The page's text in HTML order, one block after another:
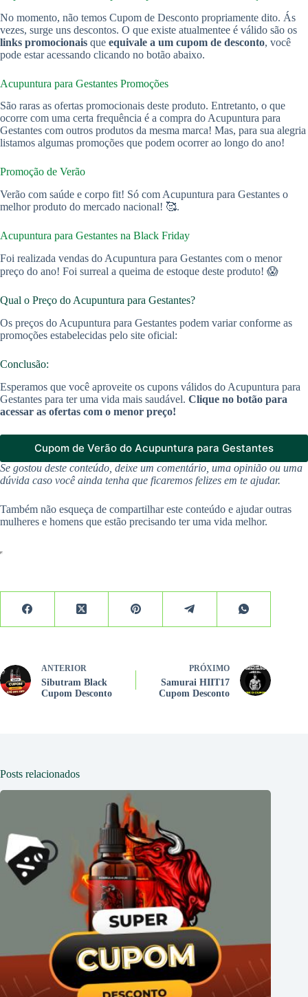
No momento, não temos Cupom de Desconto propriamente dito. Ás
vezes, surge uns descontos. O que existe atualmentee é válido são os
links promocionais que equivale a um cupom de desconto, você
pode estar acessando clicando no botão abaixo.
Acupuntura para Gestantes Promoções
São raras as ofertas promocionais deste produto. Entretanto, o que
ocorre com uma certa frequência é a compra do Acupuntura para
Gestantes com outros produtos da mesma marca! Mas, para sua alegria
listamos algumas promoções que podem ocorrer ao longo do ano!
Promoção de Verão
Verão com saúde e corpo fit! Só com Acupuntura para Gestantes o
melhor produto do mercado nacional! 🥰.
Acupuntura para Gestantes na Black Friday
Foi realizada vendas do Acupuntura para Gestantes com o menor
preço do ano! Foi surreal a queima de estoque deste produto! 😱
Qual o Preço do Acupuntura para Gestantes?
Os preços do Acupuntura para Gestantes podem variar conforme as
promoções estabelecidas pelo site oficial:
Conclusão:
Esperamos que você aproveite os cupons válidos do Acupuntura para
Gestantes para ter uma vida mais saudável. Clique no botão para
acessar as ofertas com o menor preço!
Cupom de Verão do Acupuntura para Gestantes
Se gostou deste conteúdo, deixe um comentário, uma opinião ou uma
dúvida caso você ainda tenha que ficaremos felizes em te ajudar.
Também não esqueça de compartilhar este conteúdo e ajudar outras
mulheres e homens que estão precisando ter uma vida melhor.
ANTERIOR
Sibutram Black
Cupom Desconto
PRÓXIMO
Samurai HIIT17
Cupom Desconto
Posts relacionados